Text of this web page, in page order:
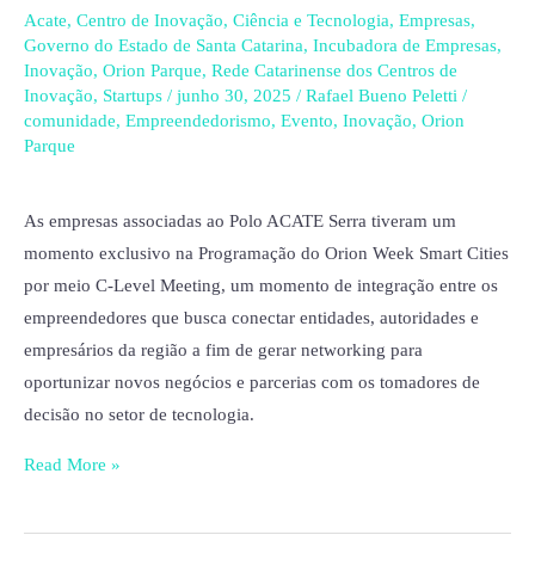
Acate, Centro de Inovação, Ciência e Tecnologia, Empresas,
Governo do Estado de Santa Catarina, Incubadora de Empresas,
Inovação, Orion Parque, Rede Catarinense dos Centros de
Inovação, Startups / junho 30, 2025 / Rafael Bueno Peletti /
comunidade, Empreendedorismo, Evento, Inovação, Orion
Parque
As empresas associadas ao Polo ACATE Serra tiveram um
momento exclusivo na Programação do Orion Week Smart Cities
por meio C-Level Meeting, um momento de integração entre os
empreendedores que busca conectar entidades, autoridades e
empresários da região a fim de gerar networking para
oportunizar novos negócios e parcerias com os tomadores de
decisão no setor de tecnologia.
uma
edição
C-
Level
para
associados
2025
Read More »